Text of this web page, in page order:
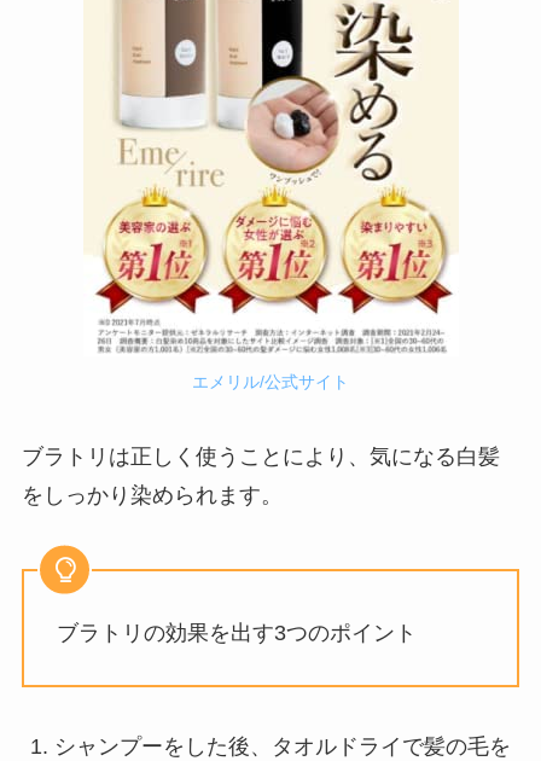
エメリル/公式サイト
ブラトリは正しく使うことにより、気になる白髪
をしっかり染められます。
ブラトリの効果を出す3つのポイント
シャンプーをした後、タオルドライで髪の毛を